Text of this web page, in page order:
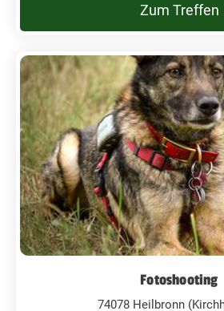
Zum Treffen
Fotoshooting
74078 Heilbronn